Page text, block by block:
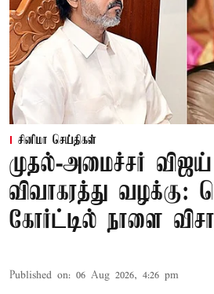
சினிமா செய்திகள்
முதல்-அமைச்சர்
விவாகரத்து வழக்கு:
கோர்ட்டில் நாளை
Published on: 06 Aug 2026, 4:26 pm